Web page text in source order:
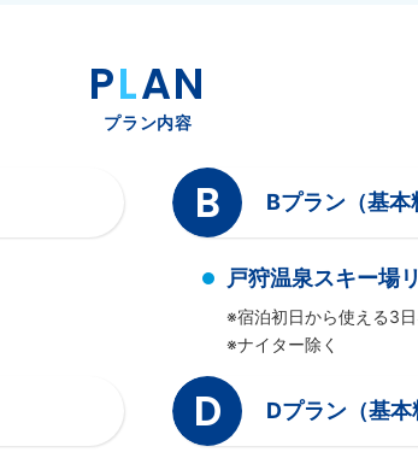
PLAN
プラン内容
B Bプラン（基
戸狩温泉スキー場
※宿泊初日から使える3
※ナイター除く
D Dプラン（基